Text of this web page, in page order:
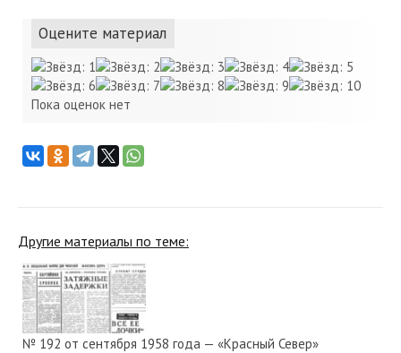
Оцените материал
Пока оценок нет
Другие материалы по теме:
№ 192 от сентября 1958 года — «Красный Север»